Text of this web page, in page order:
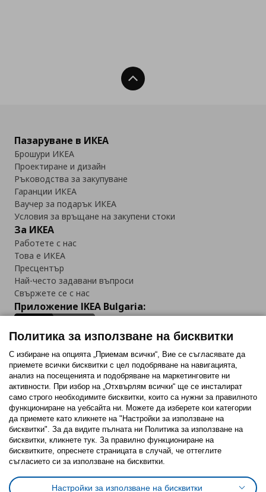
Нагоре
Пазаруване в ИКЕА
Брошури ИКЕА
Проектиране и дизайн
Ръководства за закупуване
Гаранции ИКЕА
Ваучер за подарък ИКЕА
Условия за връщане на закупени стоки
За ИКЕА
Работете с нас
Това е ИКЕА
Пресцентър
Най-често задавани въпроси
Свържете се с нас
Приложение IKEA Bulgaria:
Последвайте ни:
FacebookTwitterYoutubePinterestInstagram
Политика за използване на бисквитки (Cookies)
Избор на настройки за използване на бисквитки
Условия за ползване на ikea.bgОбща политика за личните данни
Политика за използване на бисквитки
С избиране на опцията „Приемам всички“, Вие се съгласявате да
приемете всички бисквитки с цел подобряване на навигацията,
анализ на посещенията и подобряване на маркетинговите ни
активности. При избор на „Отхвърлям всички“ ще се инсталират
само строго необходимитe бисквитки, които са нужни за правилното
функциониране на уебсайта ни. Можете да изберете кои категории
да приемете като кликнете на "Настройки за използване на
бисквитки". За да видите пълната ни Политика за използване на
бисквитки, кликнете тук. За правилно функциониране на
бисквитките, опреснете страницата в случай, че оттеглите
съгласието си за използване на бисквитки.
Настройки за използване на бисквитки